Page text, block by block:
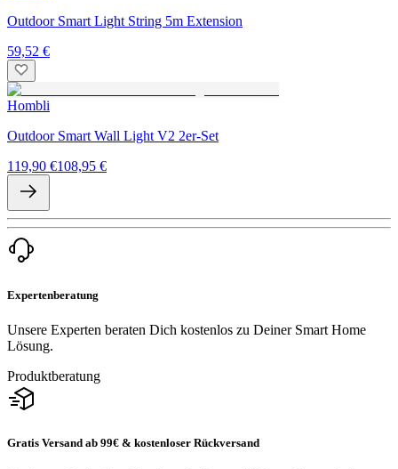
Outdoor Smart Light String 5m Extension
59,52 €
Hombli
Outdoor Smart Wall Light V2 2er-Set
119,90 €108,95 €
Expertenberatung
Unsere Experten beraten Dich kostenlos zu Deiner Smart Home
Lösung.
Produktberatung
Gratis Versand ab 99€ & kostenloser Rückversand